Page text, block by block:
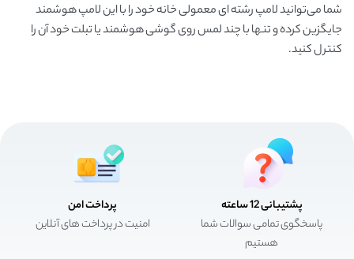
شما می‌توانید لامپ رشته ای معمولی خانه خود را با این لامپ هوشمند
جایگزین کرده و تنها با چند لمس روی گوشی هوشمند یا تبلت خود آن را
کنترل کنید.
پشتیبانی 12 ساعته
پاسخگوی تمامی سوالات شما
هستیم
پرداخت امن
امنیت در پرداخت های آنلاین